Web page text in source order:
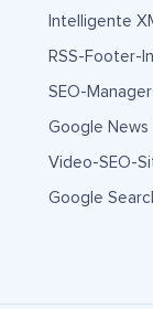
Intelligente
RSS-Footer-
SEO-
Google News
Video-SEO-
Google